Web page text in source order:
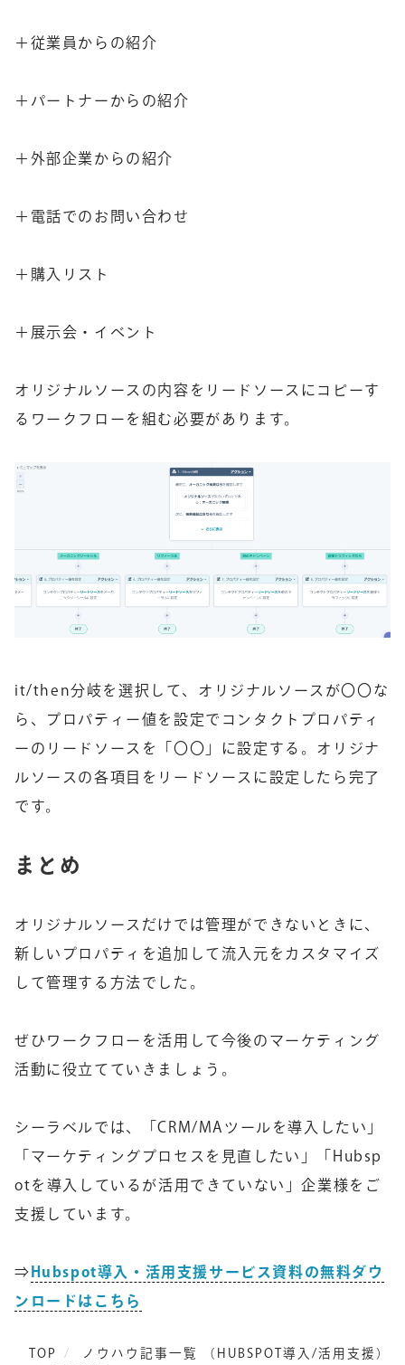
＋従業員からの紹介
＋パートナーからの紹介
＋外部企業からの紹介
＋電話でのお問い合わせ
＋購入リスト
＋展示会・イベント
オリジナルソースの内容をリードソースにコピーす
るワークフローを組む必要があります。
it/then分岐を選択して、オリジナルソースが〇〇な
ら、プロパティー値を設定でコンタクトプロパティ
ーのリードソースを「〇〇」に設定する。オリジナ
ルソースの各項目をリードソースに設定したら完了
です。
まとめ
オリジナルソースだけでは管理ができないときに、
新しいプロパティを追加して流入元をカスタマイズ
して管理する方法でした。
ぜひワークフローを活用して今後のマーケティング
活動に役立てていきましょう。
シーラベルでは、「CRM/MAツールを導入したい」
「マーケティングプロセスを見直したい」「Hubsp
otを導入しているが活用できていない」企業様をご
支援しています。
⇒ Hubspot導入・活用支援サービス資料の無料ダウ
ンロードはこちら
TOP
ノウハウ記事一覧 （HUBSPOT導入/活用支援）